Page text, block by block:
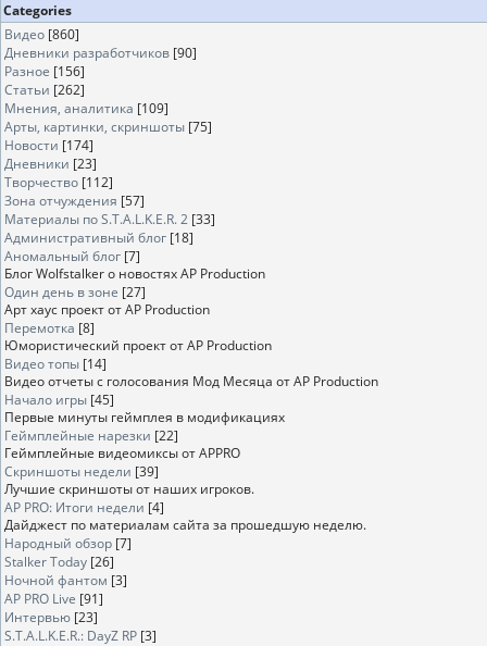
Categories
Видео [860]
Дневники разработчиков [90]
Разное [156]
Статьи [262]
Мнения, аналитика [109]
Арты, картинки, скриншоты [75]
Новости [174]
Дневники [23]
Творчество [112]
Зона отчуждения [57]
Материалы по S.T.A.L.K.E.R. 2 [33]
Административный блог [18]
Аномальный блог [7]
Блог Wolfstalker о новостях AP Production
Один день в зоне [27]
Арт хаус проект от AP Production
Перемотка [8]
Юмористический проект от AP Production
Видео топы [14]
Видео отчеты с голосования Мод Месяца от AP Production
Начало игры [45]
Первые минуты геймплея в модификациях
Геймплейные нарезки [22]
Геймплейные видеомиксы от APPRO
Скриншоты недели [39]
Лучшие скриншоты от наших игроков.
AP PRO: Итоги недели [4]
Дайджест по материалам сайта за прошедшую неделю.
Народный обзор [7]
Stalker Today [26]
Ночной фантом [3]
AP PRO Live [91]
Интервью [23]
S.T.A.L.K.E.R.: DayZ RP [3]